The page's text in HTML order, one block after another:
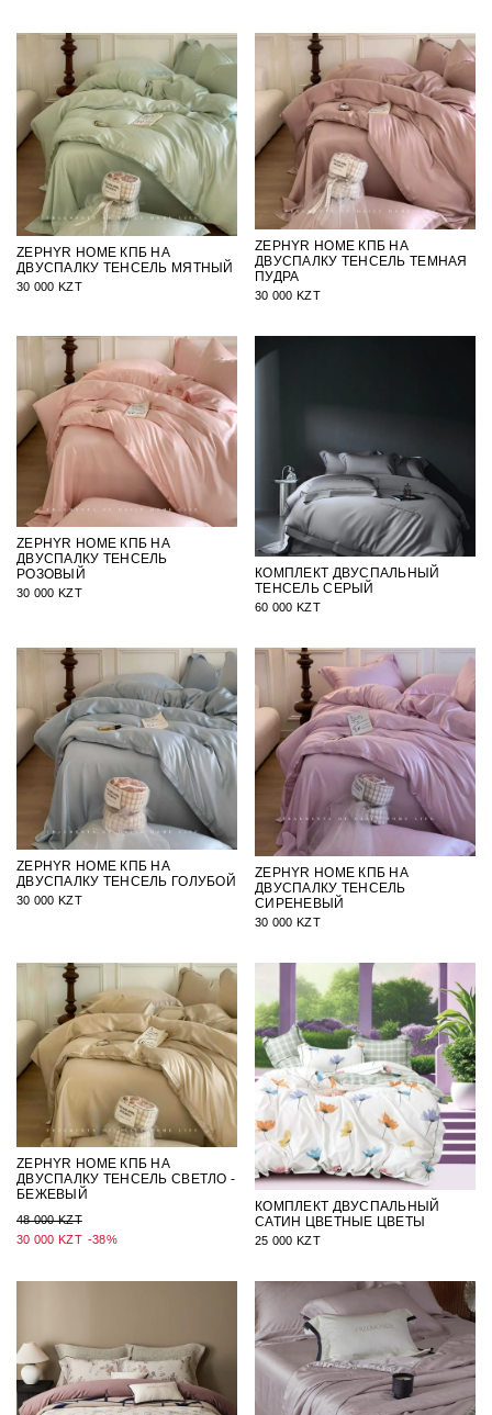
ZEPHYR HOME КПБ НА
ДВУСПАЛКУ ТЕНСЕЛЬ МЯТНЫЙ
30 000 KZT
ZEPHYR HOME КПБ НА
ДВУСПАЛКУ ТЕНСЕЛЬ ТЕМНАЯ
ПУДРА
30 000 KZT
ZEPHYR HOME КПБ НА
ДВУСПАЛКУ ТЕНСЕЛЬ
РОЗОВЫЙ
30 000 KZT
КОМПЛЕКТ ДВУСПАЛЬНЫЙ
ТЕНСЕЛЬ СЕРЫЙ
60 000 KZT
ZEPHYR HOME КПБ НА
ДВУСПАЛКУ ТЕНСЕЛЬ ГОЛУБОЙ
30 000 KZT
ZEPHYR HOME КПБ НА
ДВУСПАЛКУ ТЕНСЕЛЬ
СИРЕНЕВЫЙ
30 000 KZT
ZEPHYR HOME КПБ НА
ДВУСПАЛКУ ТЕНСЕЛЬ СВЕТЛО -
БЕЖЕВЫЙ
48 000 KZT
30 000 KZT -38%
КОМПЛЕКТ ДВУСПАЛЬНЫЙ
САТИН ЦВЕТНЫЕ ЦВЕТЫ
25 000 KZT